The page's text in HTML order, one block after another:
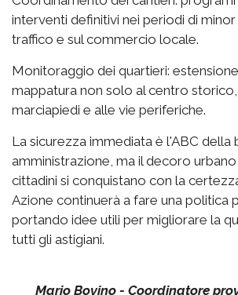
interventi definitivi nei periodi di
traffico e sul commercio locale.
Monitoraggio dei quartieri:
mappatura non solo al centro storico,
marciapiedi e alle vie periferiche.
La sicurezza immediata è l'ABC della
amministrazione, ma il decoro
cittadini si conquistano con la
Azione continuerà a fare una politica
portando idee utili per migliorare la
tutti gli astigiani.
Mario Bovino - Coordinatore